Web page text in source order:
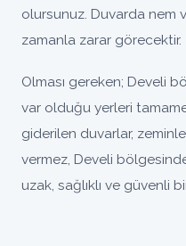
olursunuz. Duvarda nem
zamanla zarar görecektir.
Olması gereken; Develi
var olduğu yerleri
giderilen duvarlar,
vermez, Develi
uzak, sağlıklı ve güvenli